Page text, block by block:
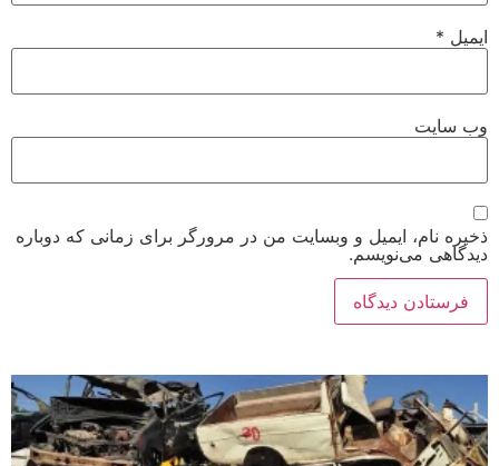
ایمیل*
وب‌ سایت
ذخیره نام، ایمیل و وبسایت من در مرورگر برای زمانی که دوباره
دیدگاهی می‌نویسم.